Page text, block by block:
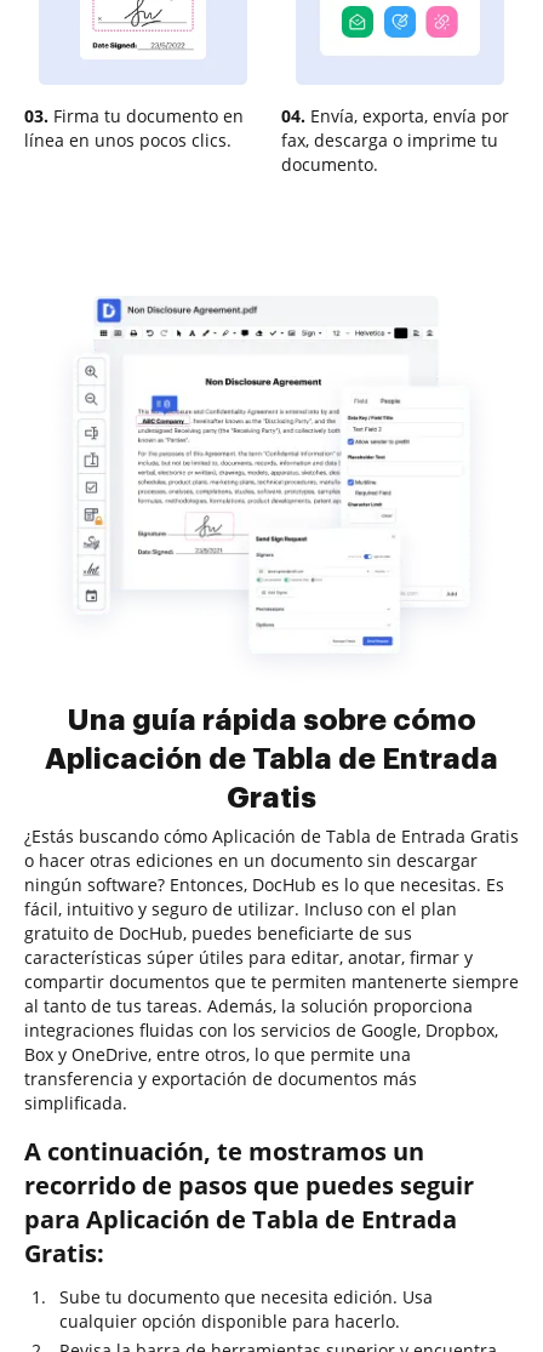
03. Firma tu documento en
línea en unos pocos clics.
04. Envía, exporta, envía por
fax, descarga o imprime tu
documento.
Una guía rápida sobre cómo
Aplicación de Tabla de Entrada
Gratis
¿Estás buscando cómo Aplicación de Tabla de Entrada Gratis
o hacer otras ediciones en un documento sin descargar
ningún software? Entonces, DocHub es lo que necesitas. Es
fácil, intuitivo y seguro de utilizar. Incluso con el plan
gratuito de DocHub, puedes beneficiarte de sus
características súper útiles para editar, anotar, firmar y
compartir documentos que te permiten mantenerte siempre
al tanto de tus tareas. Además, la solución proporciona
integraciones fluidas con los servicios de Google, Dropbox,
Box y OneDrive, entre otros, lo que permite una
transferencia y exportación de documentos más
simplificada.
A continuación, te mostramos un
recorrido de pasos que puedes seguir
para Aplicación de Tabla de Entrada
Gratis:
Sube tu documento que necesita edición. Usa
cualquier opción disponible para hacerlo.